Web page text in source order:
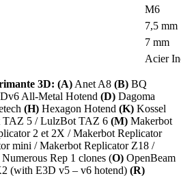
M6
7,5 mm
7 mm
Acier
3D: (A)Anet A8 (B) BQ
All-Metal Hotend (D) Dagoma
(H) Hexagon Hotend (K) Kossel
5 / LulzBot TAZ 6 (M) Makerbot
2 et 2X / Makerbot Replicator
mini / Makerbot Replicator Z18 /
Numerous Rep 1 clones (O) OpenBeam
(with E3D v5 – v6 hotend) (R)